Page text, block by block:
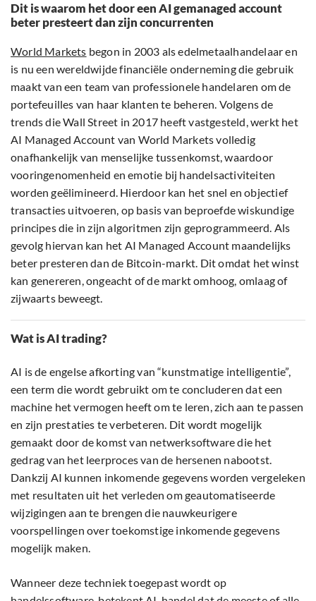
Dit is waarom het door een AI gemanaged account
beter presteert dan zijn concurrenten
World Markets begon in 2003 als edelmetaalhandelaar en
is nu een wereldwijde financiële onderneming die gebruik
maakt van een team van professionele handelaren om de
portefeuilles van haar klanten te beheren. Volgens de
trends die Wall Street in 2017 heeft vastgesteld, werkt het
AI Managed Account van World Markets volledig
onafhankelijk van menselijke tussenkomst, waardoor
vooringenomenheid en emotie bij handelsactiviteiten
worden geëlimineerd. Hierdoor kan het snel en objectief
transacties uitvoeren, op basis van beproefde wiskundige
principes die in zijn algoritmen zijn geprogrammeerd. Als
gevolg hiervan kan het AI Managed Account maandelijks
beter presteren dan de Bitcoin-markt. Dit omdat het winst
kan genereren, ongeacht of de markt omhoog, omlaag of
zijwaarts beweegt.
Wat is AI trading?
AI is de engelse afkorting van “kunstmatige intelligentie”,
een term die wordt gebruikt om te concluderen dat een
machine het vermogen heeft om te leren, zich aan te passen
en zijn prestaties te verbeteren. Dit wordt mogelijk
gemaakt door de komst van netwerksoftware die het
gedrag van het leerproces van de hersenen nabootst.
Dankzij AI kunnen inkomende gegevens worden vergeleken
met resultaten uit het verleden om geautomatiseerde
wijzigingen aan te brengen die nauwkeurigere
voorspellingen over toekomstige inkomende gegevens
mogelijk maken.
Wanneer deze techniek toegepast wordt op